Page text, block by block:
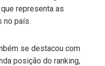
representa as
no país.
se destacou com
posição do ranking,